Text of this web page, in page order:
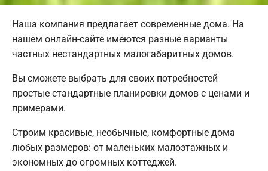
Наша компания предлагает современные дома. На
нашем онлайн-сайте имеются разные варианты
частных нестандартных малогабаритных домов.
Вы сможете выбрать для своих потребностей
простые стандартные планировки домов с ценами и
примерами.
Строим красивые, необычные, комфортные дома
любых размеров: от маленьких малоэтажных и
экономных до огромных коттеджей.